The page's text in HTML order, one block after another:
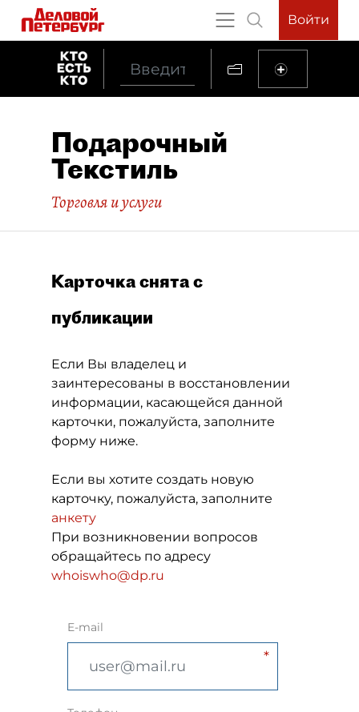
Войти
Подарочный
Текстиль
Торговля и услуги
Карточка снята с
публикации
Если Вы владелец и
заинтересованы в восстановлении
информации, касающейся данной
карточки, пожалуйста, заполните
форму ниже.
Если вы хотите создать новую
карточку, пожалуйста, заполните
анкету
При возникновении вопросов
обращайтесь по адресу
whoiswho@dp.ru
E-mail